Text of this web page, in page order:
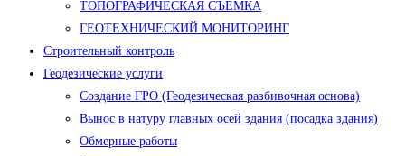
ТОПОГРАФИЧЕСКАЯ СЪЕМКА
ГЕОТЕХНИЧЕСКИЙ МОНИТОРИНГ
Строительный контроль
Геодезические услуги
Создание ГРО (Геодезическая разбивочная основа)
Вынос в натуру главных осей здания (посадка здания)
Обмерные работы